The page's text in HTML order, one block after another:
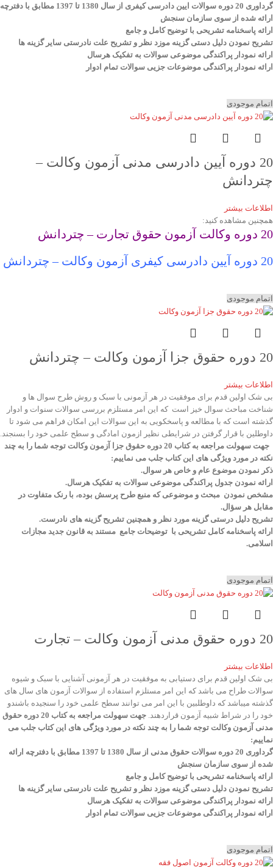
گرداوری 20 دوره سوالات ایین دادرسی کیفری از سال 1380 تا 1397 مطابق با دفترچه
ارائه شده از سوی سازمان سنجش
ارائه پاسخنامه تشریحی با توضیح کامل و جامع
تشریح نمودن دلیل دستی گزینه موزد نظر و تشریح علت نادرستی سایر گزینه ها
ارائه نمودار پراکندگی موضوعی سوالات به تفکیک هرسال
رائه نمودار پراکندگی موضوعات جزیی سوالات تمام ادوار
اتمام موجودی
20 دوره آیین دادرسی مدنی آزمون وکالت –
چتردانش
اطلاعات بیشتر
همچنین مشاهده کنید:
20 دوره وکالت آزمون حقوق تجارت – چتردانش
20 دوره آیین دادرسی کیفری آزمون وکالت – چتردانش
اتمام موجودی
20 دوره حقوق جزا آزمون وکالت – چتردانش
اطلاعات بیشتر
بی شک اولین قدم برای موفقیت در هر آزمونی با سبک و روش طرح سوال ها و
شناخت مباحث سوال خیز است که این امر مستلزم بررسی سوالات سنوات و ادوار
گذشته است که با مطالعه و پاسخکویی به این سوالات این امکان فراهم می شود تا
داوطلین با قرار گرفتن در شرایطی نظیر ازمون امادگی و سطح علمی خود را بسنجند.
جهت سهولت مراجعه به کتاب 20 دوره حقوق جزا آزمون وکالت توجه شما را به چند
نکته در مورد ویژگی های این کتاب جلب می نماییم:
ذکر نمودن موضوع عام و خاص هر سوال.
ارائه نمودن جدول پراکندگی موضوعی سوالات به تفکیک هرسال.
مشخص نمودن مبحث و موضوعی که منبع طرح پرسش بوده، با رنک متفاوت در
مقابل هر سؤال.
تشریح دلیل درستی گزینه مورد نظر و همچنین تشریح گزینه های نادرست.
ارائه پاسخنامه کامل تشریحی با توضیحات جامع مستند به قانون جدید مجازات
اسلامی.
اتمام موجودی
20 دوره حقوق مدنی آزمون وکالت – تجارت
اطلاعات بیشتر
بی شک اولین قدم برای دستیابی به موفقیت در هر آزمونی آشنایی با سبک و شیوه
سوالات طراح می باشد که این امر مستلزم استفاده از سوالات آزمون های سال های
گذشته میباشد که داوطلبین با این امر می توانند سطح علمی خود را سنجیده باشندو
خود را در شراط شبیه آزمون قراردهند.
جهت سهولت مراجعه به کتاب 20 دوره حقوق
مدنی آزمون وکالت توجه شما را به چند نکته در مورد ویژگی های این کتاب جلب می
نماییم:
گرداوری 20 دوره سوالات حقوق مدنی از سال 1380 تا 1397 مطابق با دفترچه ارائه
شده از سوی سازمان سنجش
ارائه پاسخنامه تشریحی با توضیح کامل و جامع
تشریح نمودن دلیل دستی گزینه موزد نظر و تشریح علت نادرستی سایر گزینه ها
ارائه نمودار پراکندگی موضوعی سوالات به تفکیک هرسال
رائه نمودار پراکندگی موضوعات جزیی سوالات تمام ادوار
اتمام موجودی